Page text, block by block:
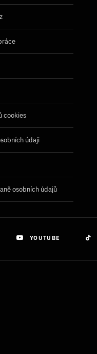
cookies
údaji
osobních údajů
YOUTUBE